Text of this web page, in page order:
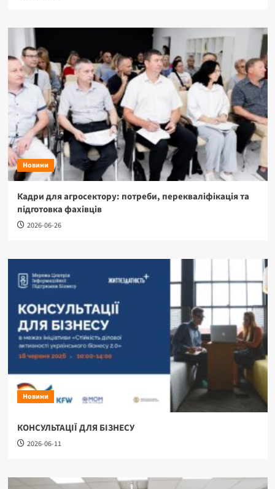
Новини
Кадри для агросектору: потреби, перекваліфікація та
підготовка фахівців
2026-06-26
Новини
КОНСУЛЬТАЦІЇ ДЛЯ БІЗНЕСУ
2026-06-11